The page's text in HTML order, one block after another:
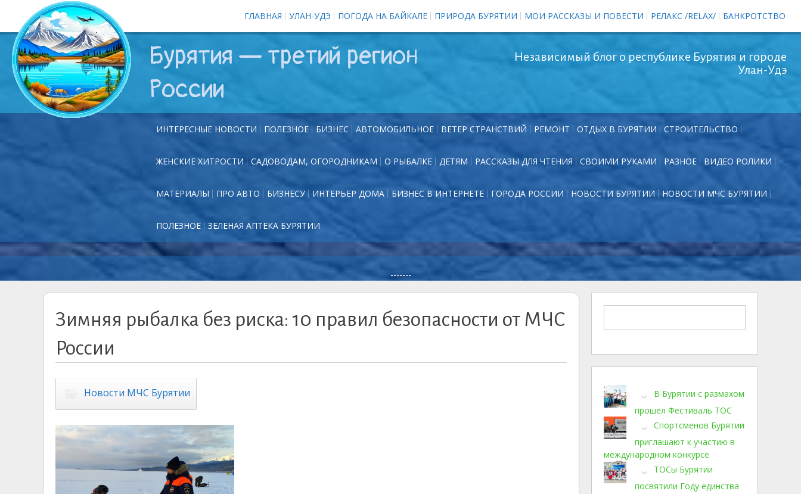
ГЛАВНАЯ УЛАН-УДЭ ПОГОДА НА БАЙКАЛЕ ПРИРОДА БУРЯТИИ МОИ РАССКАЗЫ И ПОВЕСТИ РЕЛАКС /RELAX/ БАНКРОТСТВО
Бурятия — третий регион
России
Независимый блог о республике Бурятия и городе
Улан-Удэ
ИНТЕРЕСНЫЕ НОВОСТИ ПОЛЕЗНОЕ БИЗНЕС АВТОМОБИЛЬНОЕ ВЕТЕР СТРАНСТВИЙ РЕМОНТ ОТДЫХ В БУРЯТИИ СТРОИТЕЛЬСТВО
ЖЕНСКИЕ ХИТРОСТИ САДОВОДАМ, ОГОРОДНИКАМ О РЫБАЛКЕ ДЕТЯМ РАССКАЗЫ ДЛЯ ЧТЕНИЯ СВОИМИ РУКАМИ РАЗНОЕ ВИДЕО РОЛИКИ
МАТЕРИАЛЫ ПРО АВТО БИЗНЕСУ ИНТЕРЬЕР ДОМА БИЗНЕС В ИНТЕРНЕТЕ ГОРОДА РОССИИ НОВОСТИ БУРЯТИИ НОВОСТИ МЧС БУРЯТИИ
ПОЛЕЗНОЕ ЗЕЛЕНАЯ АПТЕКА БУРЯТИИ
-------
Зимняя рыбалка без риска: 10 правил безопасности от МЧС
России
Новости МЧС Бурятии
В Бурятии с размахом
прошел Фестиваль ТОС
Спортсменов Бурятии
приглашают к участию в
международном конкурсе
ТОСы Бурятии
посвятили Году единства